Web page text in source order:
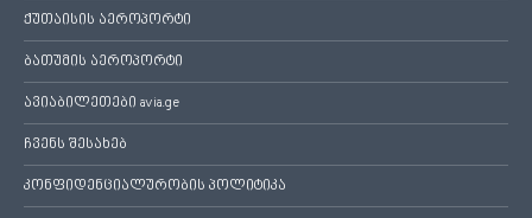
ქუთაისის აეროპორტი
ბათუმის აეროპორტი
ავიაბილეთები avia.ge
ჩვენს შესახებ
კონფიდენციალურობის პოლიტიკა